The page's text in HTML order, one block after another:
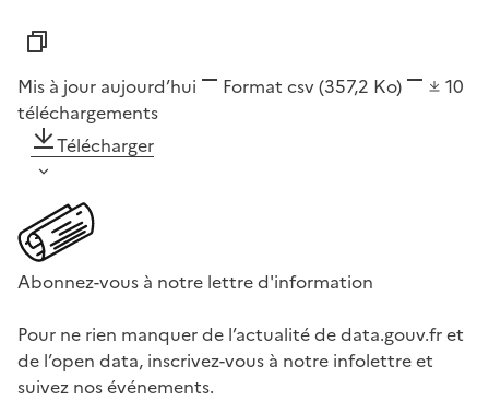
Mis à jour aujourd’hui Format csv(357,2 Ko)
10
téléchargements
Télécharger
Abonnez-vous à notre lettre d'information
Pour ne rien manquer de l’actualité de data.gouv.fr et
de l’open data, inscrivez-vous à notre infolettre et
suivez nos événements.